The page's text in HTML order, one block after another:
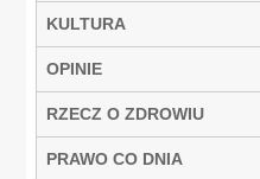
KULTURA
OPINIE
RZECZ O ZDROWIU
PRAWO CO DNIA